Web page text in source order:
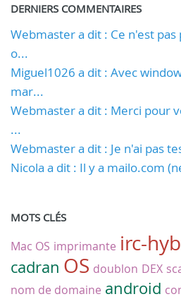
DERNIERS COMMENTAIRES
Webmaster a dit : Ce n'est
o...
Miguel1026 a dit : Avec
mar...
Webmaster a dit : Merci pour
...
Webmaster a dit : Je n'ai pas
Nicola a dit : Il y a mailo.com
MOTS CLÉS
Mac OS imprimante irc-
cadran OS doublon DEX
nom de domaine android